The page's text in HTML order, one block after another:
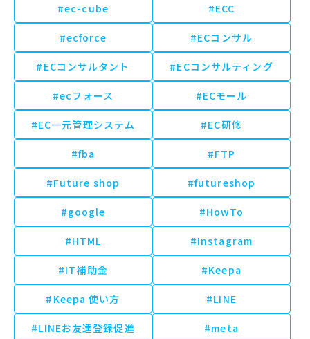
#ec-cube #ECC
#ecforce #ECコンサル
#ECコンサルタント #ECコンサルティング
#ecフォース #ECモール
#EC一元管理システム #EC研修
#fba #FTP
#Future shop #futureshop
#google #HowTo
#HTML #Instagram
#IT補助金 #Keepa
#Keepa 使い方 #LINE
#LINEお友達登録促進 #meta